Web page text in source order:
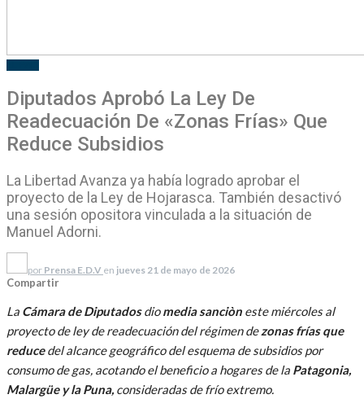
Diputados Aprobó La Ley De
Readecuación De «zonas Frías» Que
Reduce Subsidios
La Libertad Avanza ya había logrado aprobar el
proyecto de la Ley de Hojarasca. También desactivó
una sesión opositora vinculada a la situación de
Manuel Adorni.
por Prensa E.D.V en jueves 21 de mayo de 2026
Compartir
La Cámara de Diputadosdiomedia sanciòn este miércoles al
proyecto de ley de readecuación del régimen dezonas frías que
reducedel alcance geográfico del esquema de subsidios por
consumo de gas, acotando el beneficio a hogares de la Patagonia,
Malargüe y la Puna, consideradas de frío extremo.